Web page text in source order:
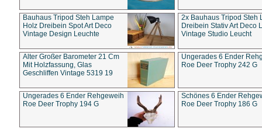
Bauhaus Tripod Steh Lampe
Holz Dreibein Spot Art Deco
Vintage Design Leuchte
2x Bauhaus Tripod Steh
Dreibein Stativ Art Deco
Vintage Studio Leucht
Alter Großer Barometer 21 Cm
Mit Holzfassung, Glas
Geschliffen Vintage 5319 19
Ungerades 6 Ender
Roe Deer Trophy 242 G
Ungerades 6 Ender Rehgeweih
Roe Deer Trophy 194 G
Schönes 6 Ender
Roe Deer Trophy 186 G